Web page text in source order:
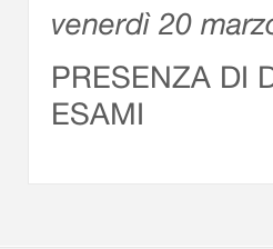
venerdì 20
PRESENZA DI
ESAMI